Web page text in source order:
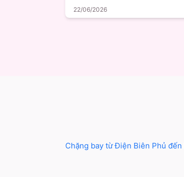
22/06/2026
Chặng bay từĐiện Biên Phủ đến